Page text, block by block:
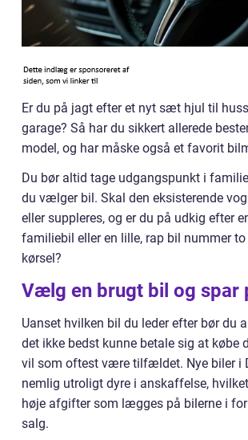
Er du på jagt efter et nyt sæt hjul til
garage? Så har du sikkert allerede
model, og har måske også et favorit
Du bør altid tage udgangspunkt i
du vælger bil. Skal den eksisterende
eller suppleres, og er du på udkig efter
familiebil eller en lille, rap bil nummer
kørsel?
Vælg en brugt bil og spar
Uanset hvilken bil du leder efter bør du
det ikke bedst kunne betale sig at købe
vil som oftest være tilfældet. Nye biler i
nemlig utroligt dyre i anskaffelse,
høje afgifter som lægges på bilerne i
salg.